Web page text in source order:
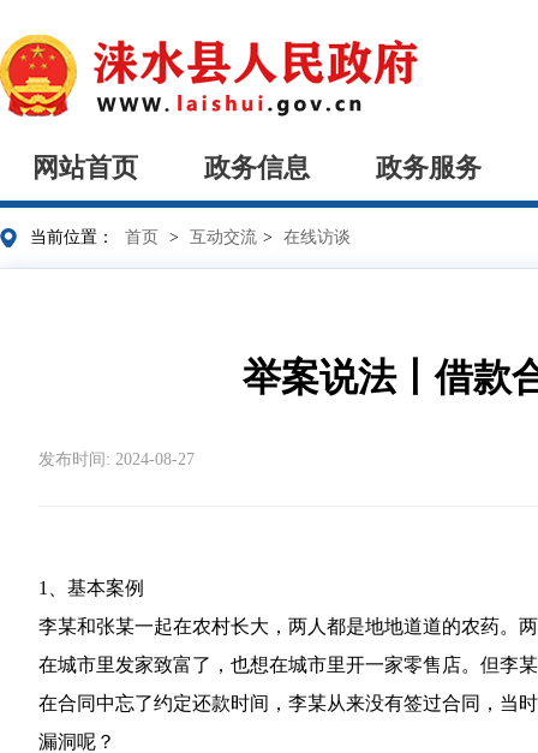
网站首页 政务信息 政务服务
当前位置： 首页 > 互动交流 > 在线访谈
举案说法丨借款
发布时间: 2024-08-27
1、基本案例
李某和张某一起在农村长大，两人都是地地道道的农药。
在城市里发家致富了，也想在城市里开一家零售店。但李
在合同中忘了约定还款时间，李某从来没有签过合同，当
漏洞呢？